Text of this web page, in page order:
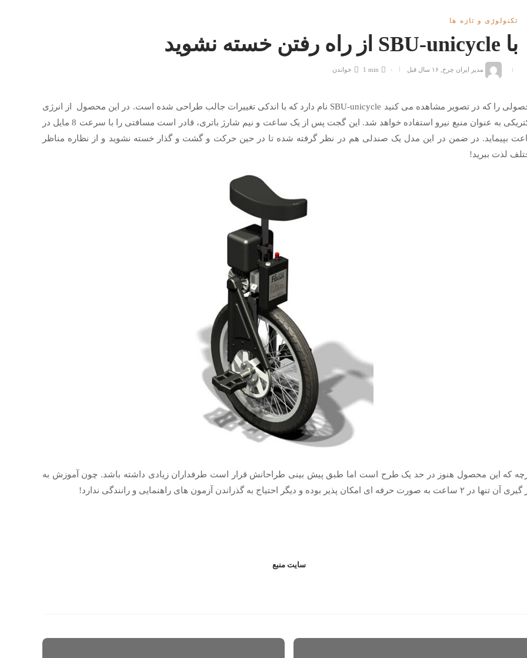
تکنولوژی و تازه ها
با SBU-unicycle از راه رفتن خسته نشوید
مدیر ایران چرخ ۱۶ سال قبل ۰ 1 min خواندن
محصولی را که در تصویر مشاهده می کنید SBU-unicycle نام دارد که با اندکی تغییرات جالب طراحی شده است. در این محصول از انرژی
الکتریکی به عنوان منبع نیرو استفاده خواهد شد. این گجت پس از یک ساعت و نیم شارژ باتری، قادر است مسافتی را با سرعت 8 مایل در
بپیماید. در ضمن در این مدل یک صندلی هم در نظر گرفته شده تا در حین حرکت و گشت و گذار خسته نشوید و از نظاره مناظر
لذت ببرید!
که این محصول هنوز در حد یک طرح است اما طبق پیش بینی طراحانش قرار است طرفداران زیادی داشته باشد. چون آموزش به
۲ ساعت به صورت حرفه ای امکان پذیر بوده و دیگر احتیاج به گذراندن آزمون های راهنمایی و رانندگی ندارد!
سايت منبع